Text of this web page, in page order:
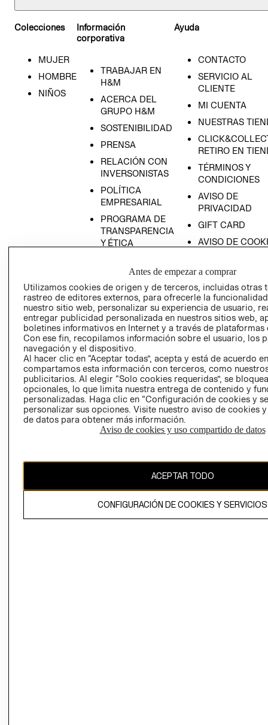
Colecciones
MUJER
HOMBRE
NIÑOS
Información
corporativa
TRABAJAR EN
H&M
ACERCA DEL
GRUPO H&M
SOSTENIBILIDAD
PRENSA
RELACIÓN CON
INVERSONISTAS
POLÍTICA
EMPRESARIAL
PROGRAMA DE
TRANSPARENCIA
Y ÉTICA
PROGRAMA DE
TRANSPARENCIA
Y ÉTICA (INGLÉS)
Ayuda
CONTACTO
SERVICIO AL
CLIENTE
MI CUENTA
NUESTRAS
RETIRO EN
TÉRMINOS Y
CONDICIONES
AVISO DE
PRIVACIDAD
GIFT CARD
AVISO DE
DE INDUSTRIA Y
COMERCIO - SIC
PETICIONES
QUEJAS Y
RECLAMOS
Colombia ($)
CAMBIAR REGIÓN
El contenido de esta página web está protegido por copyright y es
propiedad de H&M Hennes & Mauritz AB.
Antes de empezar a comprar
Utilizamos cookies de origen y de terceros, incluidas otras
rastreo de editores externos, para ofrecerle la
nuestro sitio web, personalizar su experiencia de usuario,
entregar publicidad personalizada en nuestros sitios web,
boletines informativos en Internet y a través de plataformas
Con ese fin, recopilamos información sobre el usuario, los
navegación y el dispositivo.
Al hacer clic en “Aceptar todas”, acepta y está de acuerdo
compartamos esta información con terceros, como
publicitarios. Al elegir “Solo cookies requeridas”, se
opcionales, lo que limita nuestra entrega de contenido y
personalizadas. Haga clic en “Configuración de cookies y
personalizar sus opciones. Visite nuestro aviso de cookies
de datos para obtener más información.
Aviso de cookies y uso compartido de datos
ACEPTAR TODO
CONFIGURACIÓN DE COOKIES Y SERVICIOS